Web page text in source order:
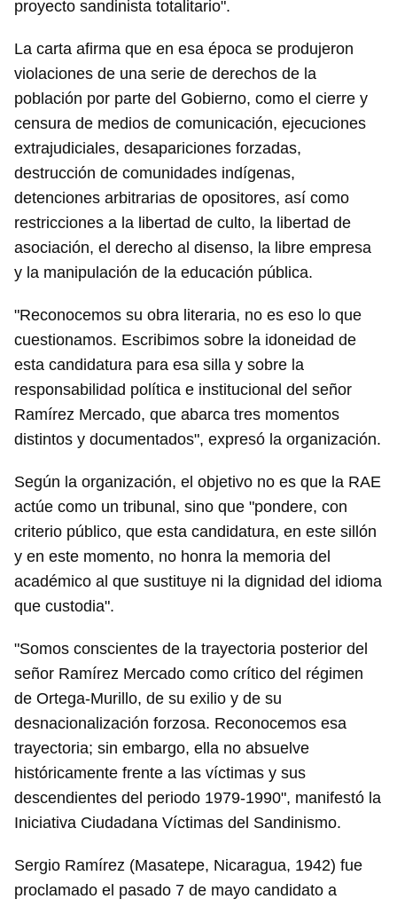
proyecto sandinista totalitario".
La carta afirma que en esa época se produjeron
violaciones de una serie de derechos de la
población por parte del Gobierno, como el cierre y
censura de medios de comunicación, ejecuciones
extrajudiciales, desapariciones forzadas,
destrucción de comunidades indígenas,
detenciones arbitrarias de opositores, así como
restricciones a la libertad de culto, la libertad de
asociación, el derecho al disenso, la libre empresa
y la manipulación de la educación pública.
"Reconocemos su obra literaria, no es eso lo que
cuestionamos. Escribimos sobre la idoneidad de
esta candidatura para esa silla y sobre la
responsabilidad política e institucional del señor
Ramírez Mercado, que abarca tres momentos
distintos y documentados", expresó la organización.
Según la organización, el objetivo no es que la RAE
actúe como un tribunal, sino que "pondere, con
criterio público, que esta candidatura, en este sillón
y en este momento, no honra la memoria del
académico al que sustituye ni la dignidad del idioma
que custodia".
"Somos conscientes de la trayectoria posterior del
señor Ramírez Mercado como crítico del régimen
de Ortega-Murillo, de su exilio y de su
desnacionalización forzosa. Reconocemos esa
trayectoria; sin embargo, ella no absuelve
históricamente frente a las víctimas y sus
descendientes del periodo 1979-1990", manifestó la
Iniciativa Ciudadana Víctimas del Sandinismo.
Sergio Ramírez (Masatepe, Nicaragua, 1942) fue
proclamado el pasado 7 de mayo candidato a